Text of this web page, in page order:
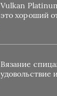
Vulkan
это хороший
Вязание
удовольствие